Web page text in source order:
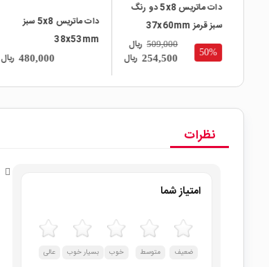
50%
دات ماتریس 5x8 دو رنگ
سبز قرمز 37x60mm
254,500 ریال
509,000 ریال
دات ماتریس 5x8 سبز
38x53mm
480,000 ریال
نظرات
امتیاز شما
ضعیف متوسط خوب بسیار خوب عالی